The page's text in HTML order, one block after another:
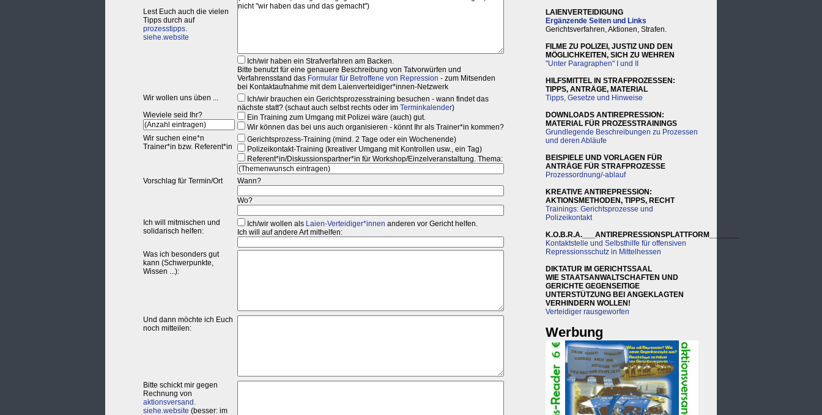
LAIENVERTEIDIGUNG
Ergänzende Seiten und Links
Gerichtsverfahren, Aktionen, Strafen.
FILME ZU POLIZEI, JUSTIZ UND DEN
MÖGLICHKEITEN, SICH ZU WEHREN
"Unter Paragraphen" I und II
HILFSMITTEL IN STRAFPROZESSEN:
TIPPS, ANTRÄGE, MATERIAL
Tipps, Gesetze und Hinweise
DOWNLOADS ANTIREPRESSION:
MATERIAL FÜR PROZESSTRAININGS
Grundlegende Beschreibungen zu Prozessen
und deren Abläufe
BEISPIELE UND VORLAGEN FÜR
ANTRÄGE FÜR STRAFPROZESSE
Prozessordnung/-ablauf
KREATIVE ANTIREPRESSION:
AKTIONSMETHODEN, TIPPS, RECHT
Trainings: Gerichtsprozesse und
Polizeikontakt
K.O.B.R.A.___ANTIREPRESSIONSPLATTFORM_______
Kontaktstelle und Selbsthilfe für offensiven
Repressionsschutz in Mittelhessen
DIKTATUR IM GERICHTSSAAL
WIE STAATSANWALTSCHAFTEN UND
GERICHTE GEGENSEITIGE
UNTERSTÜTZUNG BEI ANGEKLAGTEN
VERHINDERN WOLLEN!
Verteidiger rausgeworfen
Werbung